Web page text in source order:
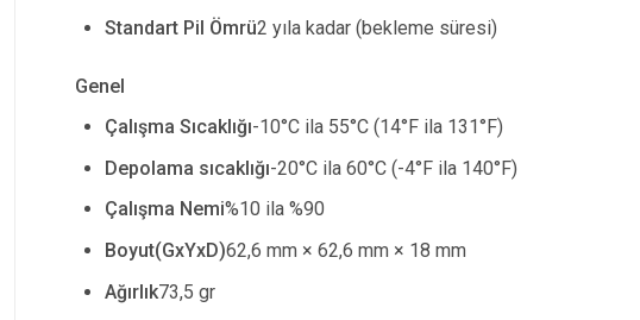
Standart Pil Ömrü2 yıla kadar (bekleme süresi)
Genel
Çalışma Sıcaklığı-10°C ila 55°C (14°F ila 131°F)
Depolama sıcaklığı-20°C ila 60°C (-4°F ila 140°F)
Çalışma Nemi%10 ila %90
Boyut(GxYxD)62,6 mm × 62,6 mm × 18 mm
Ağırlık73,5 gr